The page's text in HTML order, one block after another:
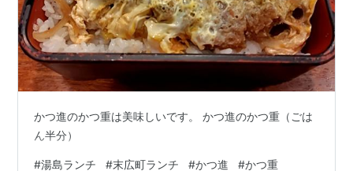
かつ進のかつ重は美味しいです。 かつ進のかつ重（ごは
ん半分）
#湯島ランチ #末広町ランチ #かつ進 #かつ重